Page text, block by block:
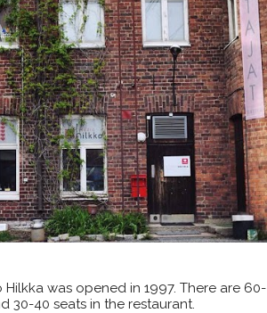
was opened in 1997. There are 60-
30-40 seats in the restaurant.